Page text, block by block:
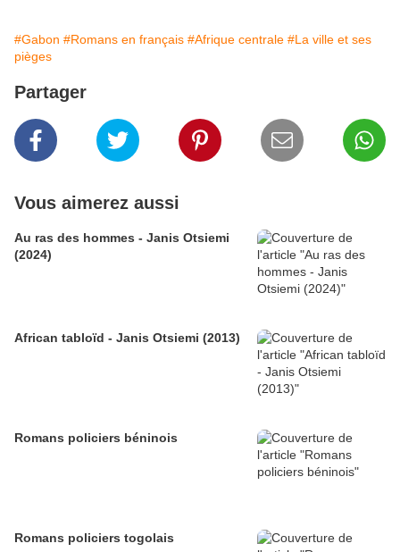
#Gabon #Romans en français #Afrique centrale #La ville et ses
pièges
Partager
Vous aimerez aussi
Au ras des hommes - Janis Otsiemi
(2024)
African tabloïd - Janis Otsiemi (2013)
Romans policiers béninois
Romans policiers togolais